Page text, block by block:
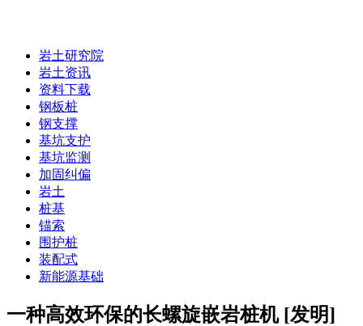
岩土研究院
岩土资讯
资料下载
钢板桩
钢支撑
基坑支护
基坑监测
加固纠偏
岩土
桩基
锚索
围护桩
装配式
新能源基础
一种高效环保的长螺旋嵌岩桩机 [发明]